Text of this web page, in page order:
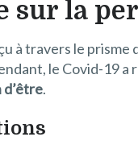
sur la
à travers le
le Covid-19
d’être.